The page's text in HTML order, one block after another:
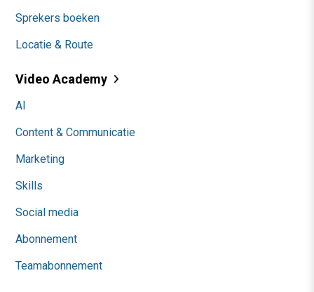
Sprekers boeken
Locatie & Route
Video Academy
AI
Content & Communicatie
Marketing
Skills
Social media
Abonnement
Teamabonnement